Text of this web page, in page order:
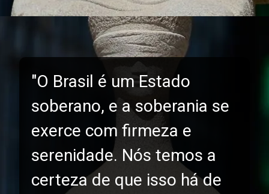
"O Brasil é um Estado
soberano, e a soberania se
exerce com firmeza e
serenidade. Nós temos a
certeza de que isso há de